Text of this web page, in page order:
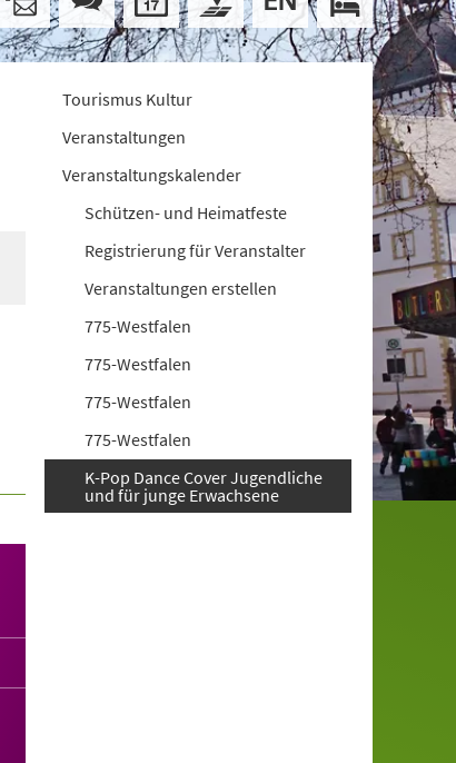
Tourismus Kultur
Veranstaltungen
Veranstaltungskalender
Schützen- und Heimatfeste
Registrierung für Veranstalter
Veranstaltungen erstellen
775-Westfalen
775-Westfalen
775-Westfalen
775-Westfalen
K-Pop Dance Cover Jugendliche
und für junge Erwachsene